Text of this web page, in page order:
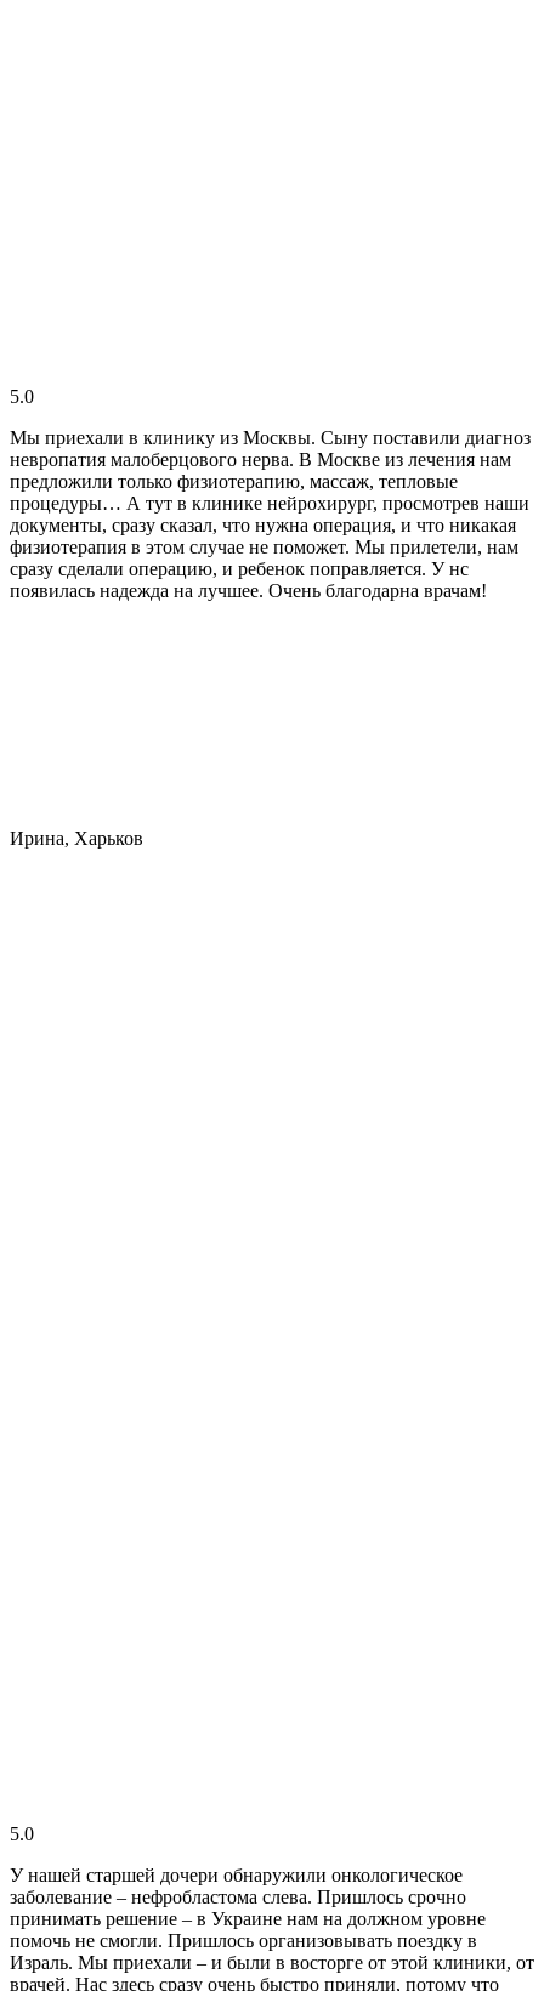
5.0
Мы приехали в клинику из Москвы. Сыну поставили диагноз
невропатия малоберцового нерва. В Москве из лечения нам
предложили только физиотерапию, массаж, тепловые
процедуры… А тут в клинике нейрохирург, просмотрев наши
документы, сразу сказал, что нужна операция, и что никакая
физиотерапия в этом случае не поможет. Мы прилетели, нам
сразу сделали операцию, и ребенок поправляется. У нс
появилась надежда на лучшее. Очень благодарна врачам!
Ирина, Харьков
5.0
У нашей старшей дочери обнаружили онкологическое
заболевание – нефробластома слева. Пришлось срочно
принимать решение – в Украине нам на должном уровне
помочь не смогли. Пришлось организовывать поездку в
Израль. Мы приехали – и были в восторге от этой клиники, от
врачей. Нас здесь сразу очень быстро приняли, потому что